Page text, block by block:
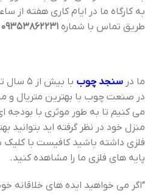
به کارگاه ما در ایام کاری هفته از ساعت 10 الی
طریق تماس با شماره 09353862231
ما در سنجد چوب
با بیش
در صنعت چوب با بهترین متریال
می کنیم تا به طور موثری با بودجه
منزل خود در نظر گرفته اید بتوانید
فلزی داشته باشید کافیست با کلیک
پایه های فلزی ما را مشاهده کنید.
“اگر می خواهید ایده های خلاقانه